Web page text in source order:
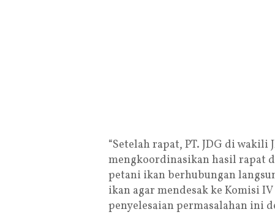
“Setelah rapat, PT. JDG di
mengkoordinasikan hasil rapat
petani ikan berhubungan
ikan agar mendesak ke Komisi
penyelesaian permasalahan ini